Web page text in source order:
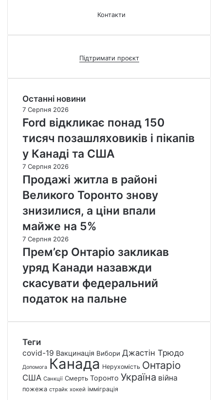
Контакти
Підтримати проєкт
Останні новини
7 Серпня 2026
Ford відкликає понад 150
тисяч позашляховиків і пікапів
у Канаді та США
7 Серпня 2026
Продажі житла в районі
Великого Торонто знову
знизилися, а ціни впали
майже на 5%
7 Серпня 2026
Прем’єр Онтаріо закликав
уряд Канади назавжди
скасувати федеральний
податок на пальне
Теги
covid-19 Вакцинація Вибори Джастін Трюдо
Допомога Канада Нерухомість Онтаріо
США Санкції Смерть Торонто Україна війна
пожежа страйк хокей імміграція